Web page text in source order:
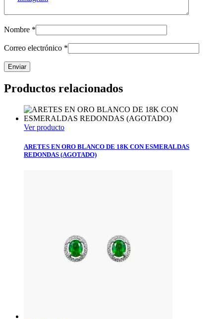
Nombre *
Correo electrónico *
Productos relacionados
Ver producto
ARETES EN ORO BLANCO DE 18K CON ESMERALDAS
REDONDAS (AGOTADO)